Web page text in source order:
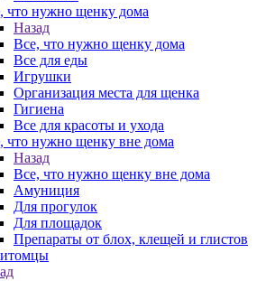
что нужно щенку дома
Назад
Все, что нужно щенку дома
Все для еды
Игрушки
Организация места для щенка
Гигиена
Все для красоты и ухода
что нужно щенку вне дома
Назад
Все, что нужно щенку вне дома
Амуниция
Для прогулок
Для площадок
Препараты от блох, клещей и глистов